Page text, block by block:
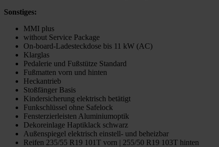
Sonstiges:
MMI plus
without Service Package
On-board-Ladesteckdose bis 11 kW (AC)
Klarglas
Pedalerie und Fußstütze Standard
Fußmatten vorn und hinten
Heckantrieb
Stoßfänger Basis
Kindersicherung elektrisch betätigt
Funkschlüssel ohne Safelock
Fensterzierleisten Aluminiumoptik
Dekoreinlage Haptiklack schwarz
Außenspiegel elektrisch einstell- und beheizbar
Reifen 235/55 R19 101T vorn | 255/50 R19 103T hinten